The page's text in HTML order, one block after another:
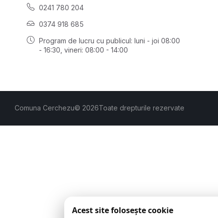
0241 780 204
0374 918 685
Program de lucru cu publicul: luni - joi 08:00
- 16:30 , vineri: 08:00 - 14:00
Comuna Cerchezu© 2026Toate drepturile rezervate
Acest site folosește cookie